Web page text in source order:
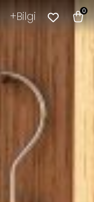
Bilgi 0